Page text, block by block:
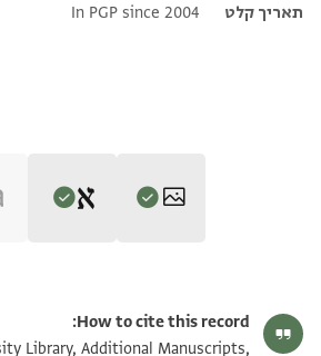
תאריך קלט In PGP since 2004
Akiva Friedman,India Book 1: Joseph
india trader: Cairo Genizah documents‎(in
CUL Add.3414.1 1v
How to cite this record:
Library, Additional Manuscripts,